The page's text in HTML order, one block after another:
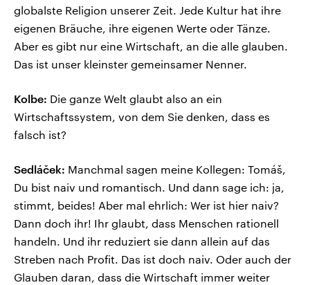
globalste Religion unserer Zeit. Jede Kultur hat ihre
eigenen Bräuche, ihre eigenen Werte oder Tänze.
Aber es gibt nur eine Wirtschaft, an die alle glauben.
Das ist unser kleinster gemeinsamer Nenner.
Kolbe: Die ganze Welt glaubt also an ein
Wirtschaftssystem, von dem Sie denken, dass es
falsch ist?
Sedláček: Manchmal sagen meine Kollegen: Tomáš,
Du bist naiv und romantisch. Und dann sage ich: ja,
stimmt, beides! Aber mal ehrlich: Wer ist hier naiv?
Dann doch ihr! Ihr glaubt, dass Menschen rationell
handeln. Und ihr reduziert sie dann allein auf das
Streben nach Profit. Das ist doch naiv. Oder auch der
Glauben daran, dass die Wirtschaft immer weiter